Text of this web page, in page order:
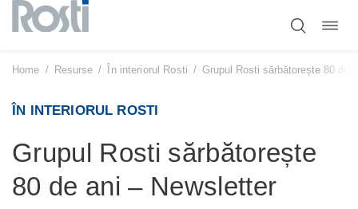
Sari
conținut
Home / Resurse / În interiorul Rosti / Grupul Rosti sărbătorește 80 de
ÎN INTERIORUL ROSTI
Grupul Rosti sărbătorește
80 de ani – Newsletter